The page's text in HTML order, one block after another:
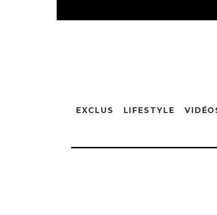
EXCLUS LIFESTYLE